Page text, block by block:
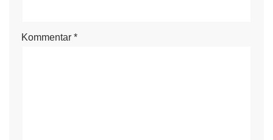
Kommentar *